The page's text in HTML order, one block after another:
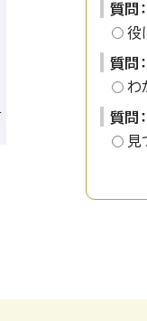
質問
質問
わ
質問